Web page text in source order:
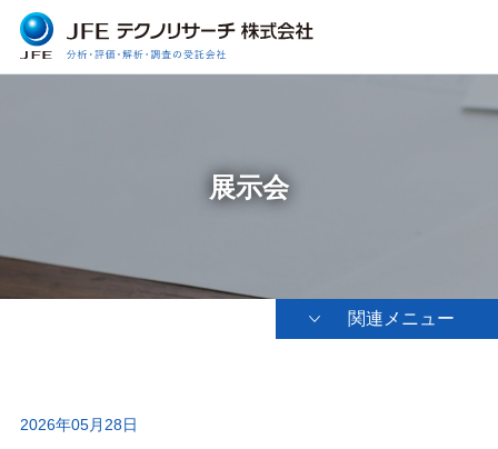
展示会
関連メニュー
2026年05月28日